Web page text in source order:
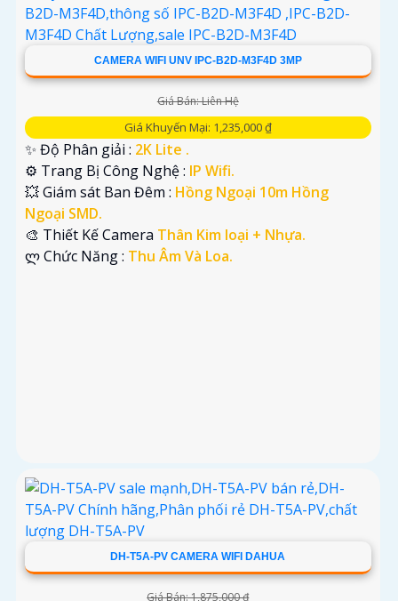
CAMERA WIFI UNV IPC-B2D-M3F4D 3MP
Giá Bán: Liên Hệ
Giá Khuyến Mại: 1,235,000 ₫
✨ Độ Phân giải : 2K Lite .
⚙ Trang Bị Công Nghệ : IP Wifi.
💥 Giám sát Ban Đêm : Hồng Ngoại 10m Hồng
Ngoại SMD.
🎨 Thiết Kế Camera Thân Kim loại + Nhựa.
️ლ Chức Năng : Thu Âm Và Loa.
DH-T5A-PV CAMERA WIFI DAHUA
Giá Bán: 1,875,000 ₫